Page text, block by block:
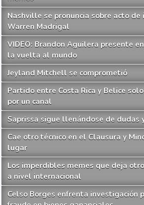
Nashville se pronuncia sobre acto de
Warren Madrigal
VIDEO: Brandon Aguilera presente
la vuelta al mundo
Jeyland Mitchell se comprometió
Partido entre Costa Rica y Belice
por un canal
Saprissa sigue llenándose de dudas
Cae otro técnico en el Clausura y
lugar
Los imperdibles memes que deja
a nivel internacional
Celso Borges enfrenta investigación